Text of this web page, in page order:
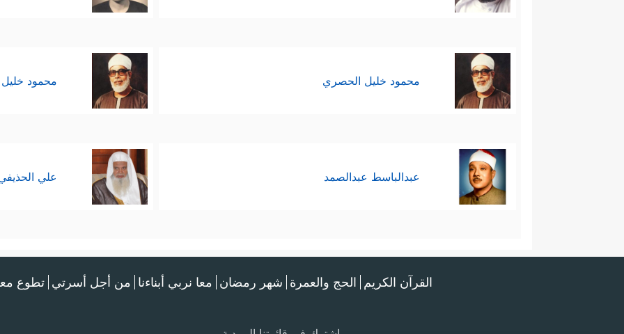
محمود خليل الحصري محمود
عبدالباسط عبدالصمد علي
القرآن الكريم الحج والعمرة شهر رمضان معا نربي أبناءنا من أجل أسرتي تطوع